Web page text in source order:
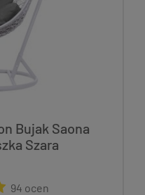
Bujak Saona
Szara
94 ocen